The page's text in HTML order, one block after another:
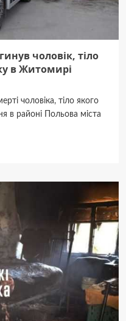
чоловік, тіло
в Житомирі
чоловіка, тіло якого
в районі Польова міста